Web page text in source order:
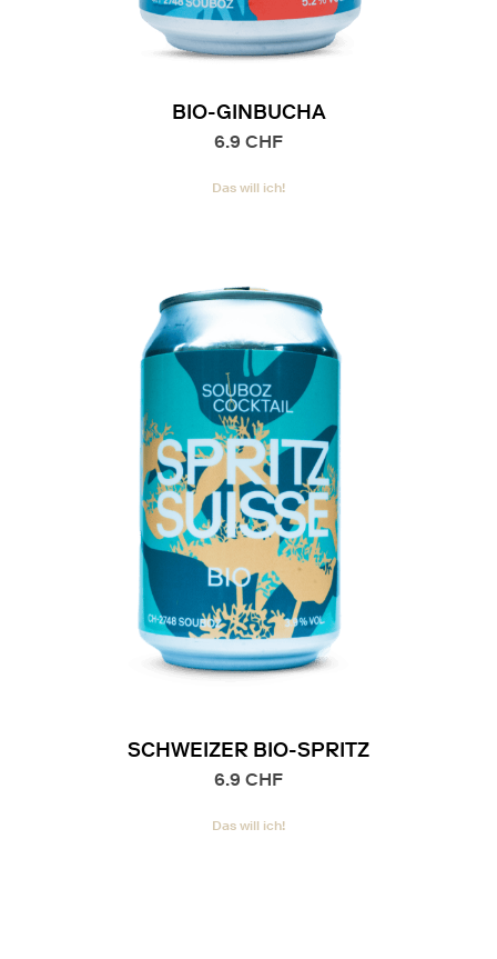
BIO-GINBUCHA
6.9 CHF
Das will ich!
SCHWEIZER BIO-SPRITZ
6.9 CHF
Das will ich!